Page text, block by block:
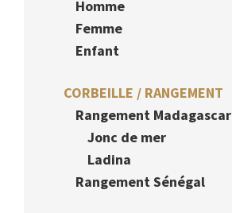
Homme
Femme
Enfant
CORBEILLE / RANGEMENT
Rangement Madagascar
Jonc de mer
Ladina
Rangement Sénégal